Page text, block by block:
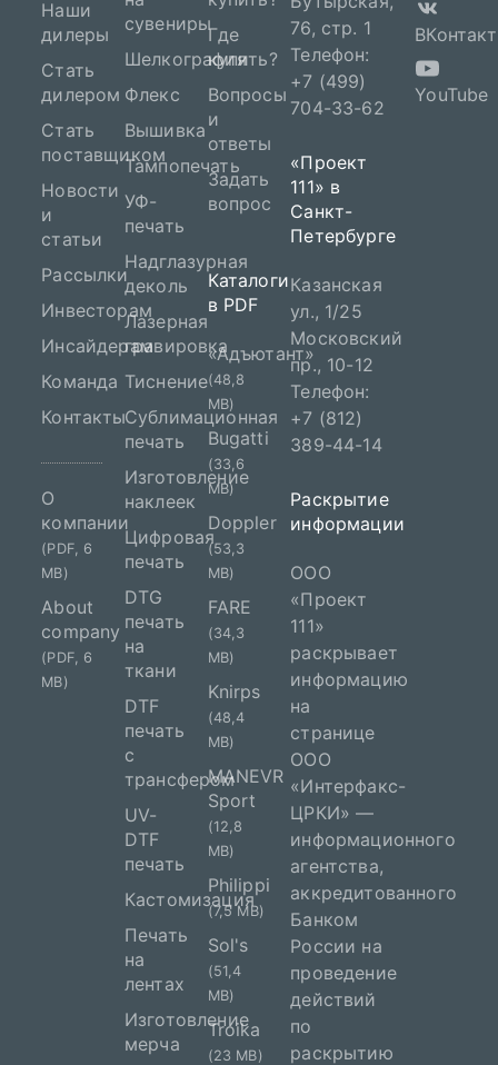
Наши
дилеры
Стать
дилером
Стать
поставщиком
Новости
и
статьи
Рассылки
Инвесторам
Инсайдерам
Команда
Контакты
О
компании
(PDF, 6
MB)
About
company
(PDF, 6
MB)
сувениры
Шелкография
Флекс
Вышивка
Тампопечать
УФ-
печать
Надглазурная
деколь
Лазерная
гравировка
Тиснение
Сублимационная
печать
Изготовление
наклеек
Цифровая
печать
DTG
печать
на
ткани
DTF
печать
с
трансфером
UV-
DTF
печать
Кастомизация
Печать
на
лентах
Изготовление
мерча
Где
купить?
Вопросы
и
ответы
Задать
вопрос
Каталоги
в PDF
«Адъютант»
(48,8
MB)
Bugatti
(33,6
MB)
Doppler
(53,3
MB)
FARE
(34,3
MB)
Knirps
(48,4
MB)
MANEVR
Sport
(12,8
MB)
Philippi
(7,5 MB)
Sol's
(51,4
MB)
Troika
(23 MB)
76, стр. 1
Телефон:
+7 (499)
704-33-62
«Проект
111» в
Санкт-
Петербурге
Казанская
ул., 1/25
Московский
пр., 10-12
Телефон:
+7 (812)
389-44-14
Раскрытие
информации
ООО
«Проект
111»
раскрывает
информацию
на
странице
ООО
«Интерфакс-
ЦРКИ» —
информационного
агентства,
аккредитованного
Банком
России на
проведение
действий
по
раскрытию
YouTube